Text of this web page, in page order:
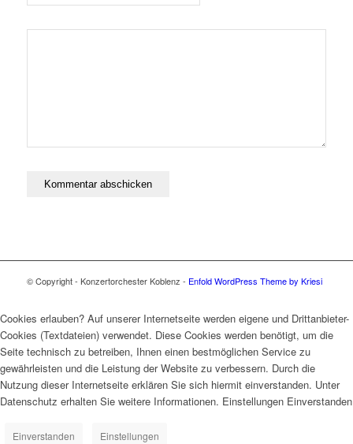
© Copyright - Konzertorchester Koblenz - Enfold WordPress Theme by Kriesi
Cookies erlauben? Auf unserer Internetseite werden eigene und Drittanbieter-
Cookies (Textdateien) verwendet. Diese Cookies werden benötigt, um die
Seite technisch zu betreiben, Ihnen einen bestmöglichen Service zu
gewährleisten und die Leistung der Website zu verbessern. Durch die
Nutzung dieser Internetseite erklären Sie sich hiermit einverstanden. Unter
Datenschutz erhalten Sie weitere Informationen. Einstellungen Einverstanden
Einverstanden Einstellungen